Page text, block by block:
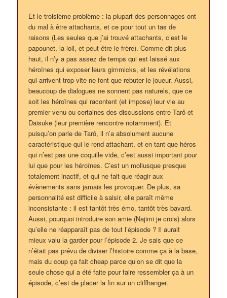
Et le troisième problème : la plupart des personnages ont
du mal à être attachants, et ce pour tout un tas de
raisons (Les seules que j’ai trouvé attachants, c’est le
papounet, la loli, et peut-être le frère). Comme dit plus
haut, il n’y a pas assez de temps qui est laissé aux
héroïnes qui exposer leurs gimmicks, et les révélations
qui arrivent trop vite ne font que rebuter le joueur. Aussi,
beaucoup de dialogues ne sonnent pas naturels, que ce
soit les héroïnes qui racontent (et impose) leur vie au
premier venu ou certaines des discussions entre Tarô et
Daisuke (leur première rencontre notamment). Et
puisqu’on parle de Tarô, il n’a absolument aucune
caractéristique qui le rend attachant, et en tant que héros
qui n’est pas une coquille vide, c’est aussi important pour
lui que pour les héroïnes. C’est un mollusque presque
totalement inactif, et qui ne fait que réagir aux
évènements sans jamais les provoquer. De plus, sa
personnalité est difficile à saisir, elle paraît même
inconsistante : il est tantôt très émo, tantôt très bavard.
Aussi, pourquoi introduire son amie (Najimi je crois) alors
qu’elle ne réapparaît pas de tout l’épisode ? Il aurait
mieux valu la garder pour l’épisode 2. Je sais que ce
n’était pas prévu de diviser l’histoire comme ça à la base,
mais du coup ça fait cheap parce qu’on se dit que la
seule chose qui a été faite pour faire ressembler ça à un
épisode, c’est de placer la fin sur un cliffhanger.